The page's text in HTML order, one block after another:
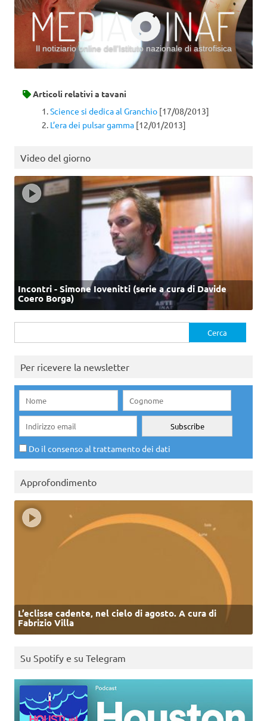
Il notiziario online dell’Istituto nazionale di astrofisica
Articoli relativi a tavani
Science si dedica al Granchio [17/08/2013]
L’era dei pulsar gamma [12/01/2013]
Video del giorno
Incontri - Simone Iovenitti (serie a cura di Davide
Coero Borga)
per:
Per ricevere la newsletter
Do il consenso al trattamento dei dati
Approfondimento
L’eclisse cadente, nel cielo di agosto. A cura di
Fabrizio Villa
Su Spotify e su Telegram